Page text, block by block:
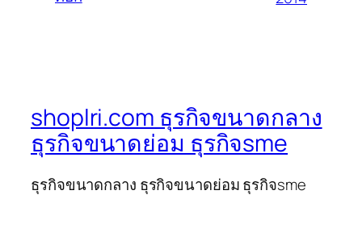
shoplri.com ธุรกิจขนาดกลาง
ธุรกิจขนาดย่อม ธุรกิจsme
ธุรกิจขนาดกลาง ธุรกิจขนาดย่อม ธุรกิจsme